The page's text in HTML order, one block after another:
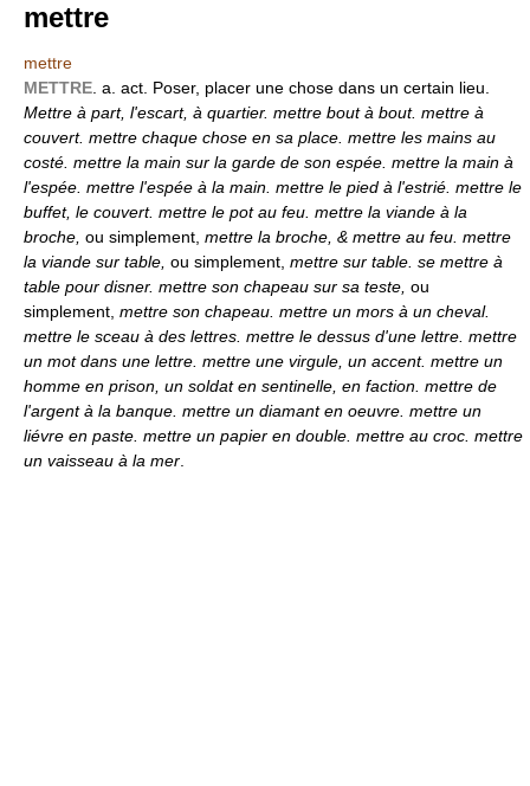
mettre
mettre
METTRE . a. act. Poser, placer une chose dans un certain lieu.
Mettre à part, l'escart, à quartier. mettre bout à bout. mettre à
couvert. mettre chaque chose en sa place. mettre les mains au
costé. mettre la main sur la garde de son espée. mettre la main à
l'espée. mettre l'espée à la main. mettre le pied à l'estrié. mettre le
buffet, le couvert. mettre le pot au feu. mettre la viande à la
broche, ou simplement, mettre la broche, & mettre au feu. mettre
la viande sur table, ou simplement, mettre sur table. se mettre à
table pour disner. mettre son chapeau sur sa teste, ou
simplement, mettre son chapeau. mettre un mors à un cheval.
mettre le sceau à des lettres. mettre le dessus d'une lettre. mettre
un mot dans une lettre. mettre une virgule, un accent. mettre un
homme en prison, un soldat en sentinelle, en faction. mettre de
l'argent à la banque. mettre un diamant en oeuvre. mettre un
liévre en paste. mettre un papier en double. mettre au croc. mettre
un vaisseau à la mer